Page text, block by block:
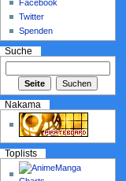
Facebook
Twitter
Spenden
Suche
Nakama
Toplists